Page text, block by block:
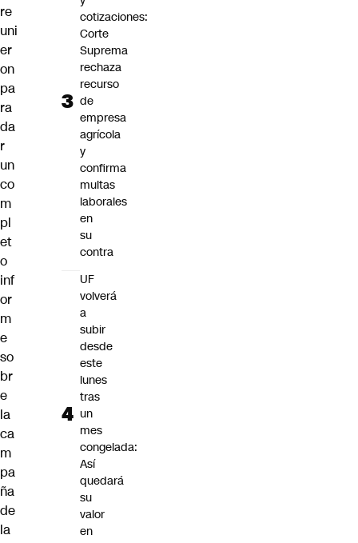
re
uni
er
on
pa
ra
da
r
un
co
m
pl
et
o
inf
or
m
e
so
br
e
la
ca
m
pa
ña
de
la
cotizaciones:
Corte
Suprema
rechaza
recurso
de
empresa
agrícola
y
confirma
multas
laborales
en
su
contra
UF
volverá
a
subir
desde
este
lunes
tras
un
mes
congelada:
Así
quedará
su
valor
en